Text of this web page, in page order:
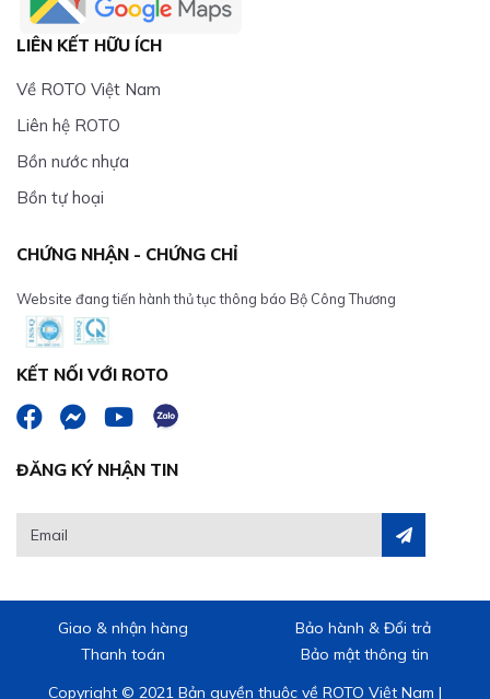
LIÊN KẾT HỮU ÍCH
Về ROTO Việt Nam
Liên hệ ROTO
Bồn nước nhựa
Bồn tự hoại
CHỨNG NHẬN - CHỨNG CHỈ
Website đang tiến hành thủ tục thông báo Bộ Công Thương
KẾT NỐI VỚI ROTO
ĐĂNG KÝ NHẬN TIN
Giao & nhận hàng
Bảo hành & Đổi trả
Thanh toán
Bảo mật thông tin
Copyright © 2021 Bản quyền thuộc về ROTO Việt Nam |